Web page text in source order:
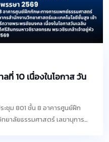
ที่ 10 เนื่องในโอกาส วัน
ชุม 801 ชั้น 8 อาคารศูนย์ฝึก